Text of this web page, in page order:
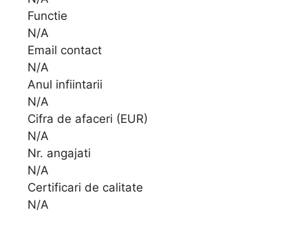
Functie
N/A
Email contact
N/A
Anul infiintarii
N/A
Cifra de afaceri (EUR)
N/A
Nr. angajati
N/A
Certificari de calitate
N/A